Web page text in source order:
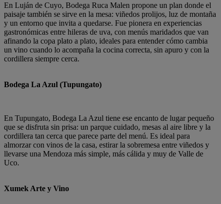
En Luján de Cuyo, Bodega Ruca Malen propone un plan donde el
paisaje también se sirve en la mesa: viñedos prolijos, luz de montaña
y un entorno que invita a quedarse. Fue pionera en experiencias
gastronómicas entre hileras de uva, con menús maridados que van
afinando la copa plato a plato, ideales para entender cómo cambia
un vino cuando lo acompaña la cocina correcta, sin apuro y con la
cordillera siempre cerca.
Bodega La Azul (Tupungato)
En Tupungato, Bodega La Azul tiene ese encanto de lugar pequeño
que se disfruta sin prisa: un parque cuidado, mesas al aire libre y la
cordillera tan cerca que parece parte del menú. Es ideal para
almorzar con vinos de la casa, estirar la sobremesa entre viñedos y
llevarse una Mendoza más simple, más cálida y muy de Valle de
Uco.
Xumek Arte y Vino